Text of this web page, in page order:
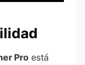
Pro está